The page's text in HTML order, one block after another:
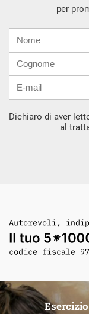
per
mail
Dichiaro di aver
al
Esercizio